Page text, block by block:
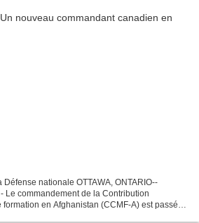
nationale OTTAWA, ONTARIO--
Le commandement de la Contribution
en Afghanistan (CCMF-A) est passé